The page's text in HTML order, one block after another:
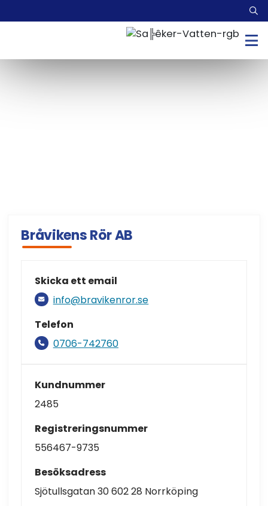
Bråvikens Rör AB
Skicka ett email
info@bravikenror.se
Telefon
0706-742760
Kundnummer
2485
Registreringsnummer
556467-9735
Besöksadress
Sjötullsgatan 30 602 28 Norrköping